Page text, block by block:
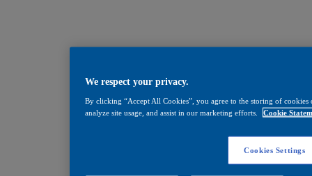
We respect your privacy.
By clicking “Accept All Cookies”, you agree to the storing of
analyze site usage, and assist in our marketing efforts.
Cookie
Cookies Settings